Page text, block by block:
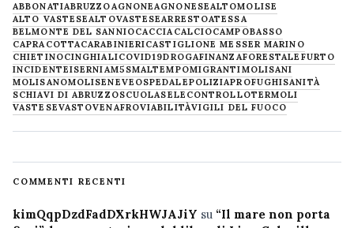
ABBONATIABRUZZOAGNONEAGNONESEALTOMOLISE
ALTO VASTESEALTOVASTESEARRESTOATESSA
BELMONTE DEL SANNIOCACCIACALCIOCAMPOBASSO
CAPRACOTTACARABINIERICASTIGLIONE MESSER MARINO
CHIETINOCINGHIALICOVID19DROGAFINANZAFORESTALE FURTO
INCIDENTEISERNIAM5SMALTEMPOMIGRANTIMOLISANI
MOLISANOMOLISENEVE OSPEDALEPOLIZIAPROFUGHISANITÀ
SCHIAVI DI ABRUZZOSCUOLASELECONTROLLOTERMOLI
VASTESEVASTOVENAFROVIABILITÀVIGILI DEL FUOCO
COMMENTI RECENTI
kimQqpDzdFadDXrkHWJAJiY su “Il mare non porta